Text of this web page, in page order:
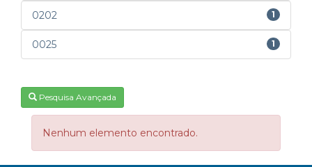
0202 1
0025 1
Pesquisa Avançada
Nenhum elemento encontrado.